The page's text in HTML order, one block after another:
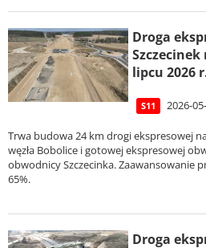
Droga
lipcu 2026
S11 2026-
Trwa budowa 24 km drogi ekspresowej
węzła Bobolice i gotowej ekspresowej
obwodnicy Szczecinka. Zaawansowanie
65%.
Droga